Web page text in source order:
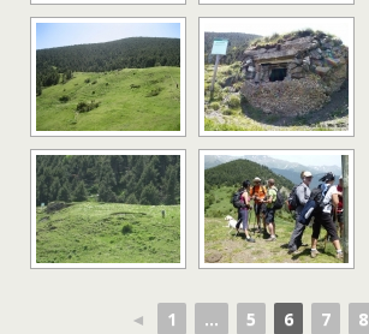
◄ 1 ... 5 6 7 8